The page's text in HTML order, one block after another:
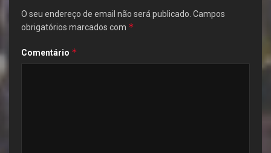
O seu endereço de email não será publicado. Campos
obrigatórios marcados com *
Comentário *